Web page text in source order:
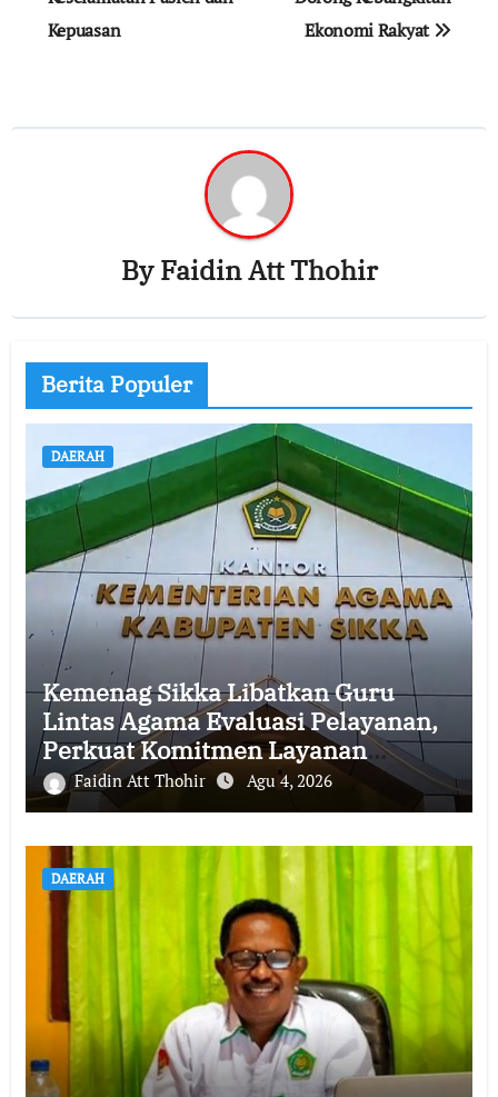
Kepuasan
Ekonomi Rakyat
ByFaidin Att Thohir
Berita Populer
DAERAH
Kemenag Sikka Libatkan Guru
Lintas Agama Evaluasi Pelayanan,
Perkuat Komitmen Layanan
Profesional dan Humanis
Faidin Att Thohir Agu 4, 2026
DAERAH